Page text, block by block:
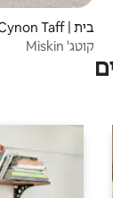
בית | Rhondda Cynon Taff
קוטג' Miskin